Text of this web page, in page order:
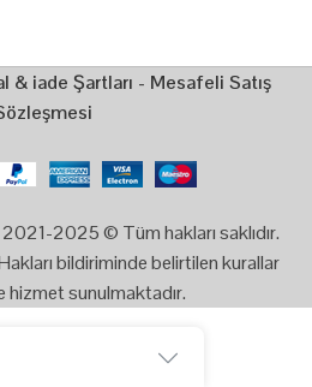
& iade Şartları - Mesafeli Satış
2025 © Tüm hakları saklıdır.
bildiriminde belirtilen kurallar
hizmet sunulmaktadır.